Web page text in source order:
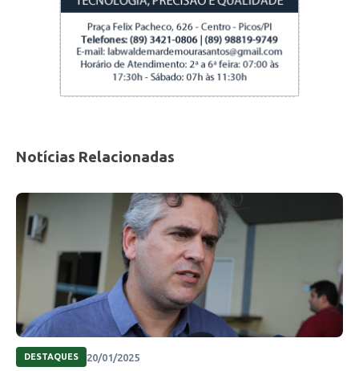
Notícias Relacionadas
DESTAQUES 20/01/2025